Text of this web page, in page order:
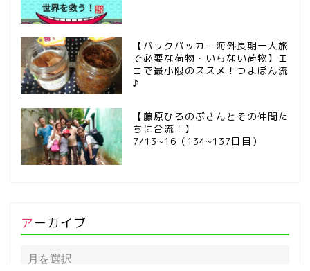
【バックパッカー海外長期一人旅
で必要な荷物・いらない荷物】エ
コで最小限のススメ！つよぽん流
♪
【藤原ひろのぶさんとその仲間た
ちに合流！】
7/13~16（134~137日目）
アーカイブ